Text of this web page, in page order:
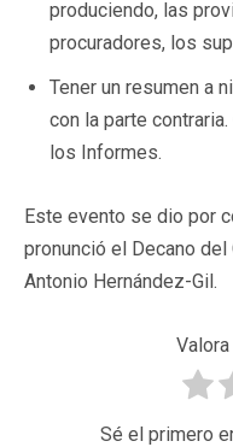
produciendo, las
procuradores, los
Tener un resumen a
con la parte
los Informes.
Este evento se dio por
pronunció el Decano
Antonio Hernández-Gil.
Sé el primero